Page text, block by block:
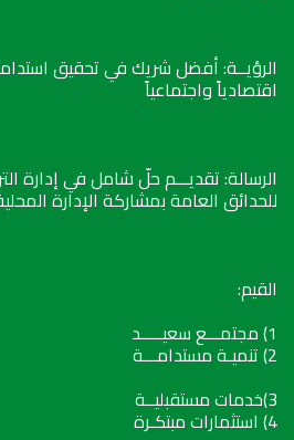
الرؤيــة: أفضل شريك في تحقيق
اقتصادياً واجتماعياً
الرسالة: تقديـــم حلّ شامل في إدارة
للحدائق العامة بمشاركة الإدارة
القيم:
1) مجتمـــع سعيـــــد
2) تنميـة مستدامـــة
3)خدمات مستقبليــة
4) استثمارات مبتكـرة